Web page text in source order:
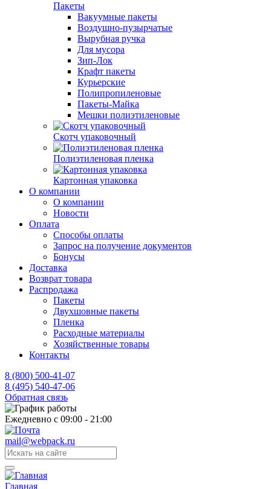
Пакеты
Вакуумные пакеты
Воздушно-пузырчатые
Вырубная ручка
Для мусора
Зип-Лок
Крафт пакеты
Курьерские
Полипропиленовые
Пакеты-Майка
Мешки полиэтиленовые
Скотч упаковочный
Полиэтиленовая пленка
Картонная упаковка
О компании
О компании
Новости
Оплата
Способы оплаты
Запрос на получение документов
Бонусы
Доставка
Возврат товара
Распродажа
Пакеты
Двухшовные пакеты
Пленка
Расходные материалы
Хозяйственные товары
Контакты
8 (800) 500-41-07
8 (495) 540-47-06
Обратная связь
Ежедневно с 09:00 - 21:00
mail@webpack.ru
Главная